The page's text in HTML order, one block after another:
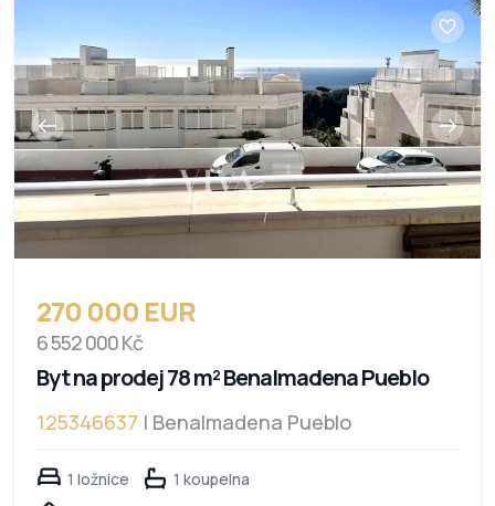
270 000 EUR
6 552 000 Kč
Byt na prodej 78 m² Benalmadena Pueblo
125346637 | Benalmadena Pueblo
1 ložnice
1 koupelna